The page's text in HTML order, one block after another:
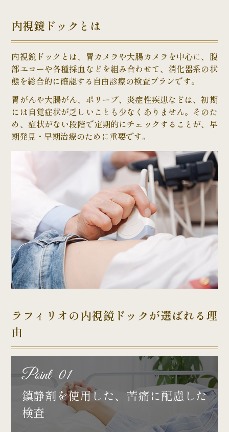
内視鏡ドックとは
内視鏡ドックとは、胃カメラや大腸カメラを中心に、腹
部エコーや各種採血などを組み合わせて、消化器系の状
態を総合的に確認する自由診療の検査プランです。
胃がんや大腸がん、ポリープ、炎症性疾患などは、初期
には自覚症状が乏しいことも少なくありません。そのた
め、症状がない段階で定期的にチェックすることが、早
期発見・早期治療のために重要です。
ラフィリオの内視鏡ドックが選ばれる理
由
Point 01
鎮静剤を使用した、苦痛に配慮した
検査